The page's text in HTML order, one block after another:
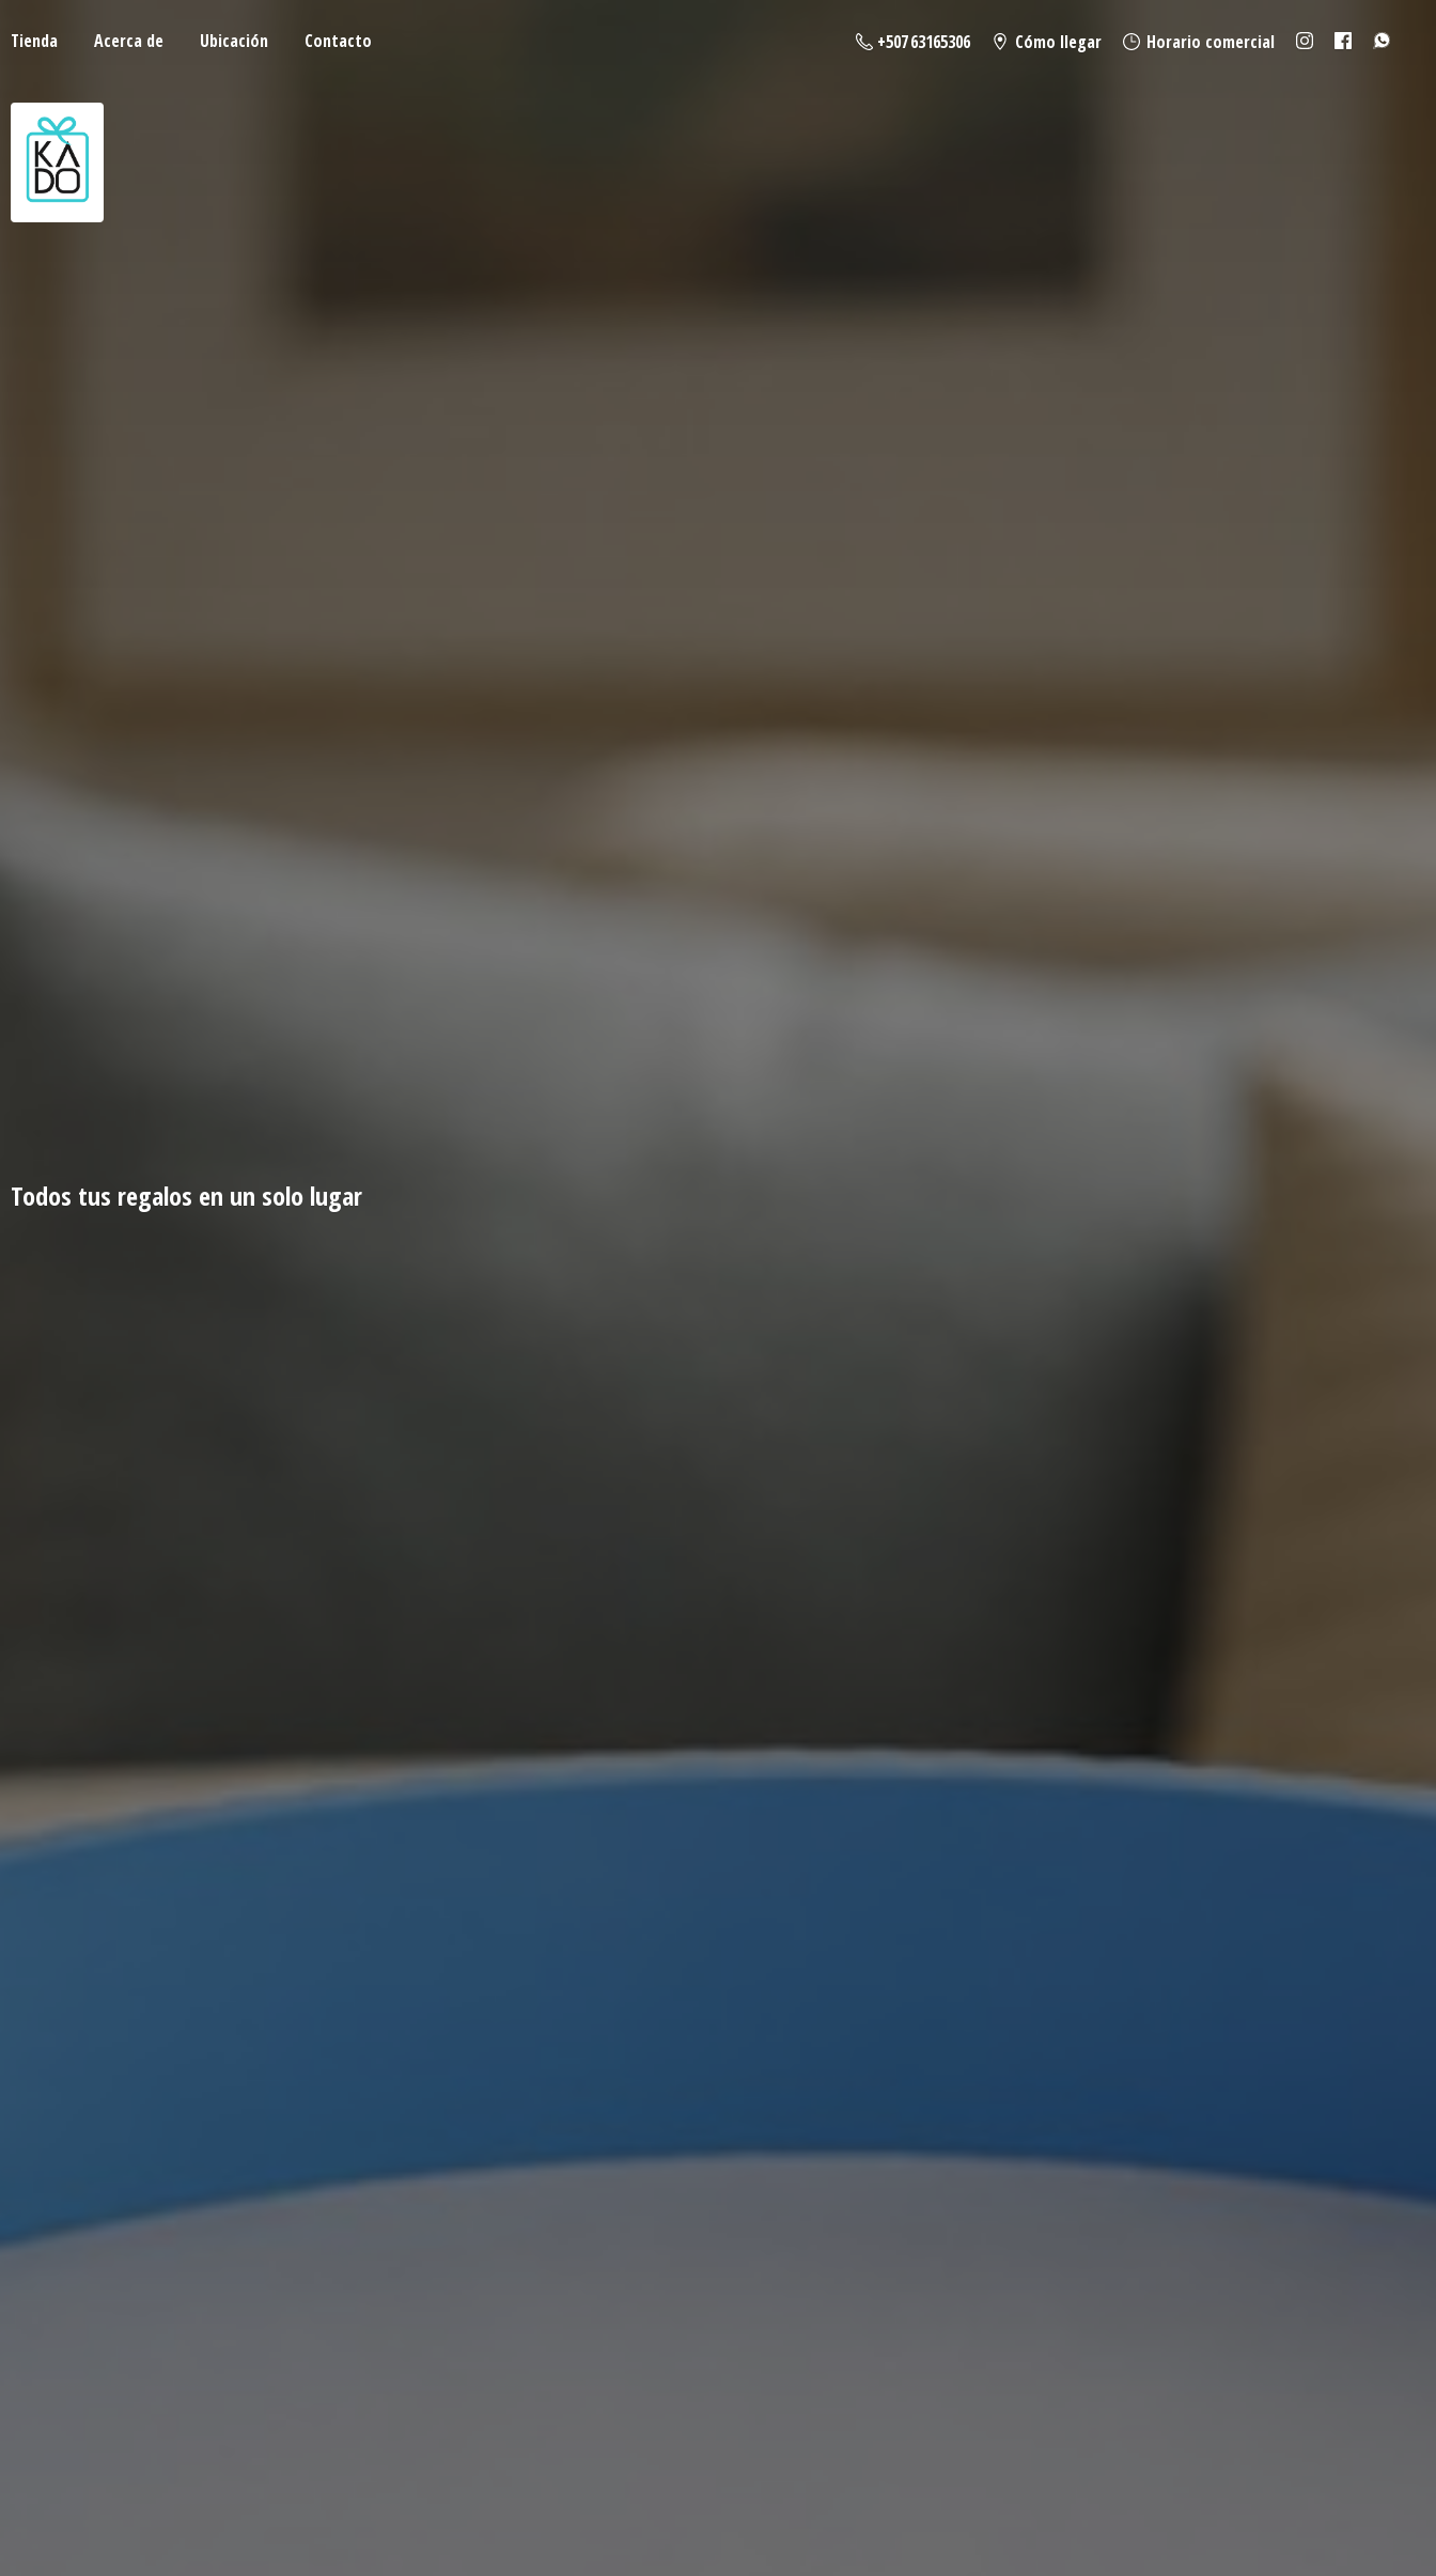
Tienda Acerca de Ubicación Contacto +507 63165306 Cómo llegar Horario comercial
Todos tus regalos en un solo lugar